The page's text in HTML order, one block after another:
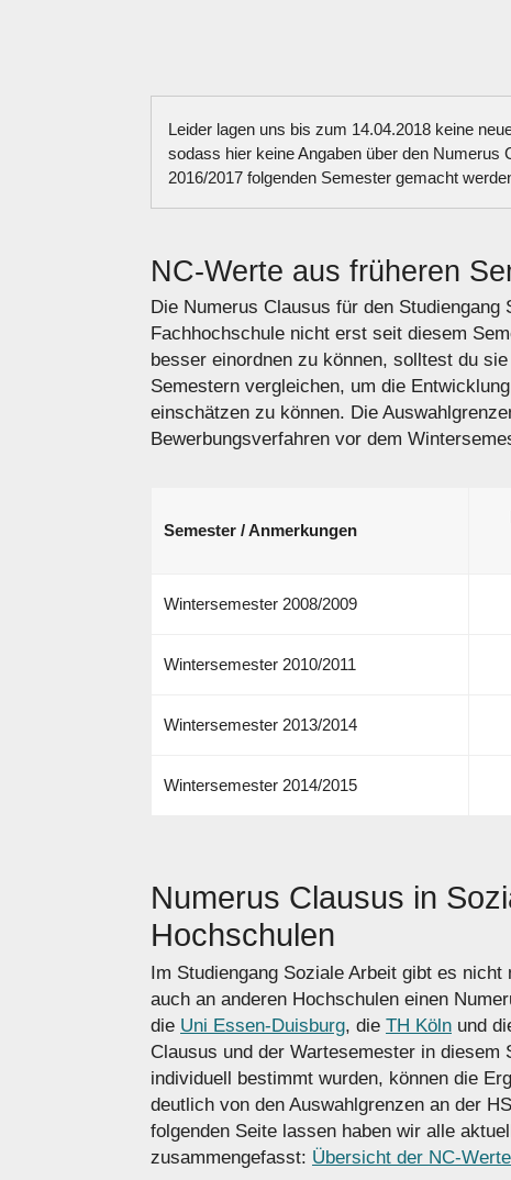
Leider lagen uns bis zum 14.04.2018 keine
sodass hier keine Angaben über den
2016/2017 folgenden Semester gemacht
NC-Werte aus früheren
Die Numerus Clausus für den Studiengang
Fachhochschule nicht erst seit diesem
besser einordnen zu können, solltest du
Semestern vergleichen, um die
einschätzen zu können. Die
Bewerbungsverfahren vor dem
Semester / Anmerkungen
Wintersemester 2008/2009
Wintersemester 2010/2011
Wintersemester 2013/2014
Wintersemester 2014/2015
Numerus Clausus in
Hochschulen
Im Studiengang Soziale Arbeit gibt es
auch an anderen Hochschulen einen
die Uni Essen-Duisburg, die TH Köln und
Clausus und der Wartesemester in diesem
individuell bestimmt wurden, können die
deutlich von den Auswahlgrenzen an der
folgenden Seite lassen haben wir alle
zusammengefasst: Übersicht der NC-